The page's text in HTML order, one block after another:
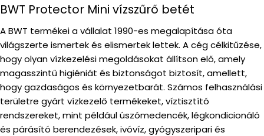
BWT Protector Mini vízszűrő betét
A BWT termékei a vállalat 1990-es megalapítása óta
világszerte ismertek és elismertek lettek. A cég célkitűzése,
hogy olyan vízkezelési megoldásokat állítson elő, amely
magasszintű higiéniát és biztonságot biztosít, amellett,
hogy gazdaságos és környezetbarát. Számos felhasználási
területre gyárt vízkezelő termékeket, víztisztító
rendszereket, mint például úszómedencék, légkondicionáló
és párásító berendezések, ivóvíz, gyógyszeripari és